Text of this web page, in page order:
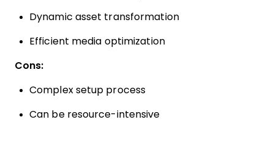
Dynamic asset transformation
Efficient media optimization
Cons:
Complex setup process
Can be resource-intensive